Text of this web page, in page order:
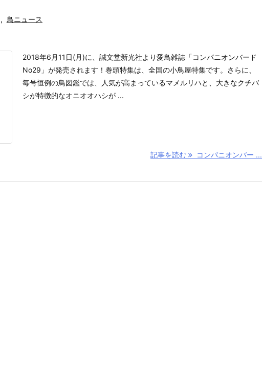
, 鳥ニュース
2018年6月11日(月)に、誠文堂新光社より愛鳥雑誌「コンパニオンバード
No29」が発売されます！巻頭特集は、全国の小鳥屋特集です。さらに、
毎号恒例の鳥図鑑では、人気が高まっているマメルリハと、大きなクチバ
シが特徴的なオニオオハシが ...
記事を読む コンパニオンバー ...